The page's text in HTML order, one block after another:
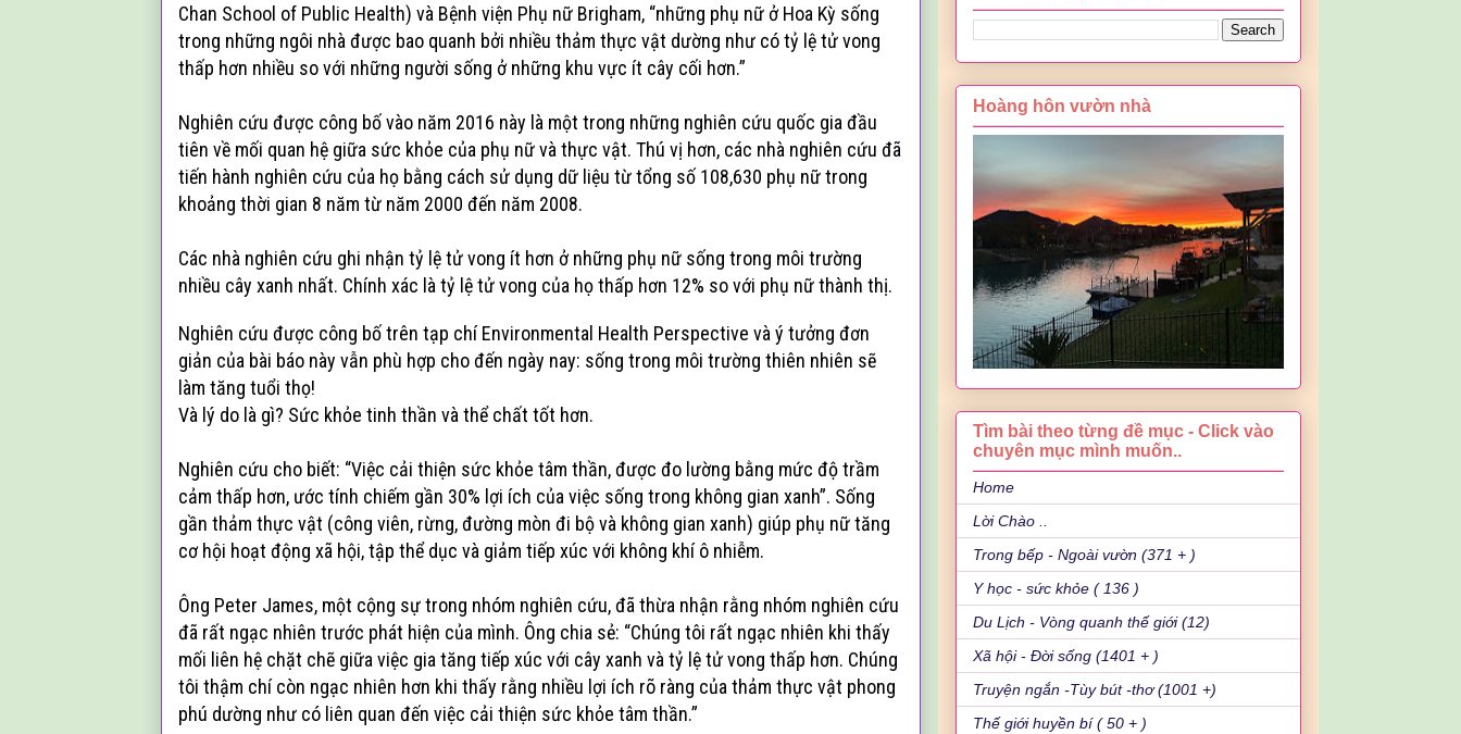
Chan School of Public Health) và Bệnh viện Phụ nữ Brigham, “những phụ nữ ở Hoa Kỳ sống
trong những ngôi nhà được bao quanh bởi nhiều thảm thực vật dường như có tỷ lệ tử vong
thấp hơn nhiều so với những người sống ở những khu vực ít cây cối hơn.”
Nghiên cứu được công bố vào năm 2016 này là một trong những nghiên cứu quốc gia đầu
tiên về mối quan hệ giữa sức khỏe của phụ nữ và thực vật. Thú vị hơn, các nhà nghiên cứu đã
tiến hành nghiên cứu của họ bằng cách sử dụng dữ liệu từ tổng số 108,630 phụ nữ trong
khoảng thời gian 8 năm từ năm 2000 đến năm 2008.
Các nhà nghiên cứu ghi nhận tỷ lệ tử vong ít hơn ở những phụ nữ sống trong môi trường
nhiều cây xanh nhất. Chính xác là tỷ lệ tử vong của họ thấp hơn 12% so với phụ nữ thành thị.
Nghiên cứu được công bố trên tạp chí Environmental Health Perspective và ý tưởng đơn
giản của bài báo này vẫn phù hợp cho đến ngày nay: sống trong môi trường thiên nhiên sẽ
làm tăng tuổi thọ!
Và lý do là gì? Sức khỏe tinh thần và thể chất tốt hơn.
Nghiên cứu cho biết: “Việc cải thiện sức khỏe tâm thần, được đo lường bằng mức độ trầm
cảm thấp hơn, ước tính chiếm gần 30% lợi ích của việc sống trong không gian xanh”. Sống
gần thảm thực vật (công viên, rừng, đường mòn đi bộ và không gian xanh) giúp phụ nữ tăng
cơ hội hoạt động xã hội, tập thể dục và giảm tiếp xúc với không khí ô nhiễm.
Ông Peter James, một cộng sự trong nhóm nghiên cứu, đã thừa nhận rằng nhóm nghiên cứu
đã rất ngạc nhiên trước phát hiện của mình. Ông chia sẻ: “Chúng tôi rất ngạc nhiên khi thấy
mối liên hệ chặt chẽ giữa việc gia tăng tiếp xúc với cây xanh và tỷ lệ tử vong thấp hơn. Chúng
tôi thậm chí còn ngạc nhiên hơn khi thấy rằng nhiều lợi ích rõ ràng của thảm thực vật phong
phú dường như có liên quan đến việc cải thiện sức khỏe tâm thần.”
Hoàng hôn vườn nhà
Tìm bài theo từng đề mục - Click vào
chuyên mục mình muốn..
Home
Lời Chào ..
Trong bếp - Ngoài vườn (371 + )
Y học - sức khỏe ( 136 )
Du Lịch - Vòng quanh thế giới (12)
Xã hội - Đời sống (1401 + )
Truyện ngắn -Tùy bút -thơ (1001 +)
Thế giới huyền bí ( 50 + )